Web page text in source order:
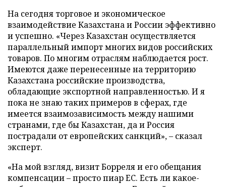
На сегодня торговое и экономическое
взаимодействие Казахстана и России эффективно
и успешно. «Через Казахстан осуществляется
параллельный импорт многих видов российских
товаров. По многим отраслям наблюдается рост.
Имеются даже перенесенные на территорию
Казахстана российские производства,
обладающие экспортной направленностью. И я
пока не знаю таких примеров в сферах, где
имеется взаимозависимость между нашими
странами, где бы Казахстан, да и Россия
пострадали от европейских санкций», – сказал
эксперт.
«На мой взгляд, визит Борреля и его обещания
компенсации – просто пиар ЕС. Есть ли какое-